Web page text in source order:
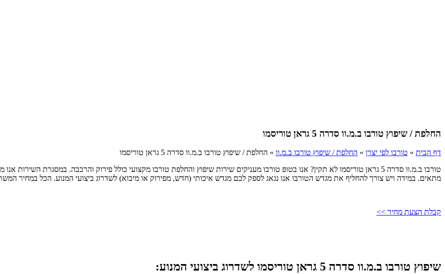
החלפת / שיפוץ טורבו ב.מ.וו סדרה 5 גראן טוריסמו
דף הבית » טורבו לפי יצרן » החלפת / שיפוץ טורבו ב.מ.וו » החלפת / שיפוץ טורבו ב.מ.וו סדרה 5 גראן טוריסמו
טורבו ב.מ.וו סדרה 5 גראן טוריסמו לא תקין? אנו בטופ טורבו מעניקים שירות שיפוץ והחלפת טורבו מקצועי כולל פירוק והרכבה. במסגרת
מתאים. במידה ויש צורך להחליף את מגדש הטורבו אנו נגאג לספק לכם מגדש איכותי (חדש, מפירוק או מיבוא) לשדרוג ביצועי המנוע. הכל במחיר המשתלם
קבלת הצעת מחיר >>
שיפוץ טורבו ב.מ.וו סדרה 5 גראן טוריסמו לשדרוג ביצועי המנוע: